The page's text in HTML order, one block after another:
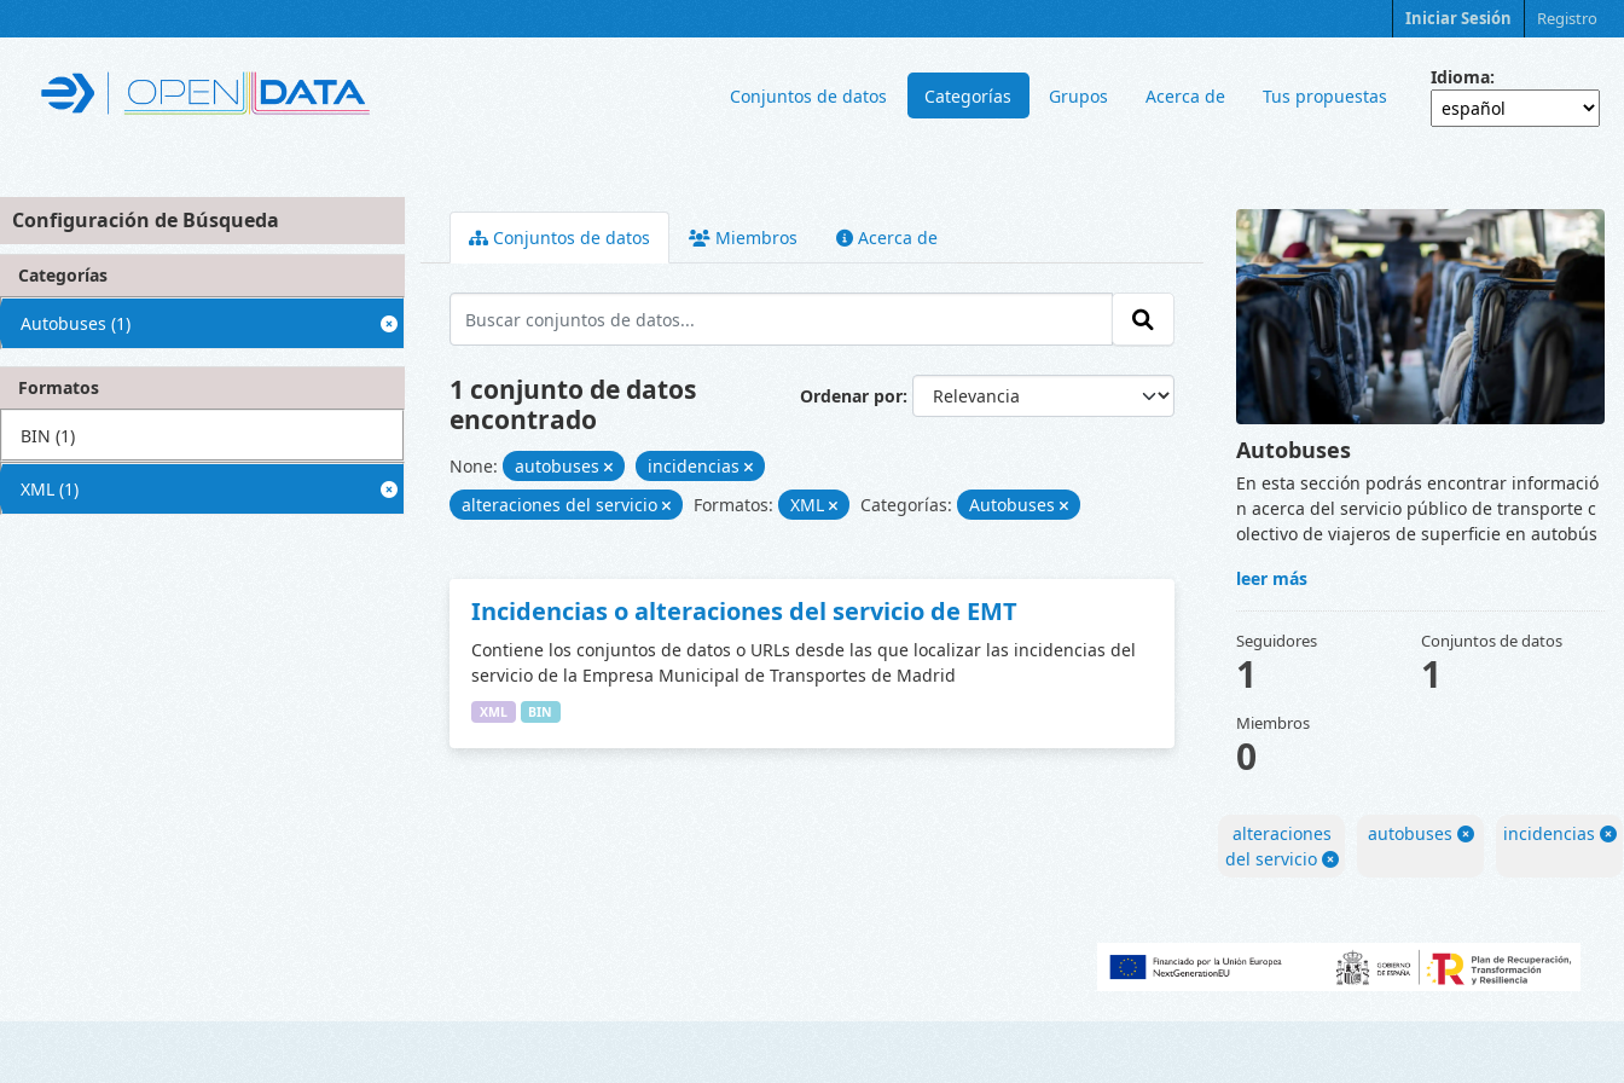
Iniciar Sesión Registro
Conjuntos de datos Categorías Grupos Acerca de Tus propuestas
Idioma
Configuración de Búsqueda
Categorías
Autobuses (1)
Formatos
BIN (1)
XML (1)
Conjuntos de datos Miembros Acerca de
Ordenar por
1 conjunto de datos
encontrado
None: autobuses
incidencias
alteraciones del servicio
Formatos: XML Categorías: Autobuses
Incidencias o alteraciones del servicio de EMT
Contiene los conjuntos de datos o URLs desde las que localizar las incidencias del
servicio de la Empresa Municipal de Transportes de Madrid
XML BIN
Autobuses
En esta sección podrás encontrar informació
n acerca del servicio público de transporte c
olectivo de viajeros de superficie en autobús
leer más
Seguidores
1
Conjuntos de datos
1
Miembros
0
alteraciones
del servicio
autobuses incidencias